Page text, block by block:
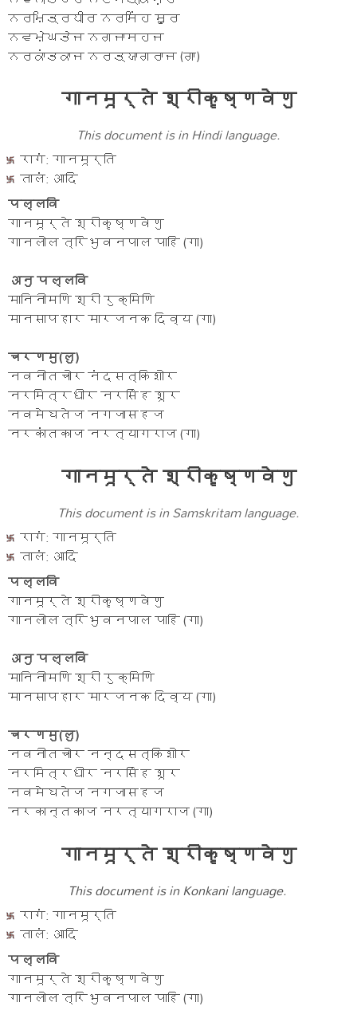
ਨਰਮਿਤ੍ਰਧੀਰ ਨਰਸਿਂਹ ਸ਼ੂਰ
ਨਵਮੇਘਤੇਜ ਨਗਜਾਸਹਜ
ਨਰਕਾਂਤਕਾਜ ਨਰਤ੍ਯਾਗਰਾਜ (ਗਾ)
गानमूर्ते श्रीकृष्णवेणु
This document is in Hindi language.
रागं: गानमूर्ति
तालं: आदि
पल्लवि
गानमूर्ते श्रीकृष्णवेणु
गानलोल त्रिभुवनपाल पाहि (गा)
अनु पल्लवि
मानिनीमणि श्री रुक्मिणि
मानसापहार मारजनक दिव्य (गा)
चरणमु(लु)
नवनीतचोर नंदसत्किशोर
नरमित्रधीर नरसिंह शूर
नवमेघतेज नगजासहज
नरकांतकाज नरत्यागराज (गा)
गानमूर्ते श्रीकृष्णवेणु
This document is in Samskritam language.
रागं: गानमूर्ति
तालं: आदि
पल्लवि
गानमूर्ते श्रीकृष्णवेणु
गानलोल त्रिभुवनपाल पाहि (गा)
अनु पल्लवि
मानिनीमणि श्री रुक्मिणि
मानसापहार मारजनक दिव्य (गा)
चरणमु(लु)
नवनीतचोर नन्दसत्किशोर
नरमित्रधीर नरसिंह शूर
नवमेघतेज नगजासहज
नरकान्तकाज नरत्यागराज (गा)
गानमूर्ते श्रीकृष्णवेणु
This document is inKonkani language.
रागं: गानमूर्ति
तालं: आदि
पल्लवि
गानमूर्ते श्रीकृष्णवेणु
गानलोल त्रिभुवनपाल पाहि (गा)